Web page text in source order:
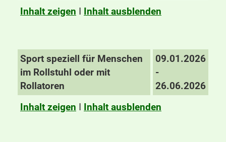
Inhalt zeigen I Inhalt ausblenden
Sport speziell für Menschen
im Rollstuhl oder mit
Rollatoren
09.01.2026
-
26.06.2026
Inhalt zeigen I Inhalt ausblenden